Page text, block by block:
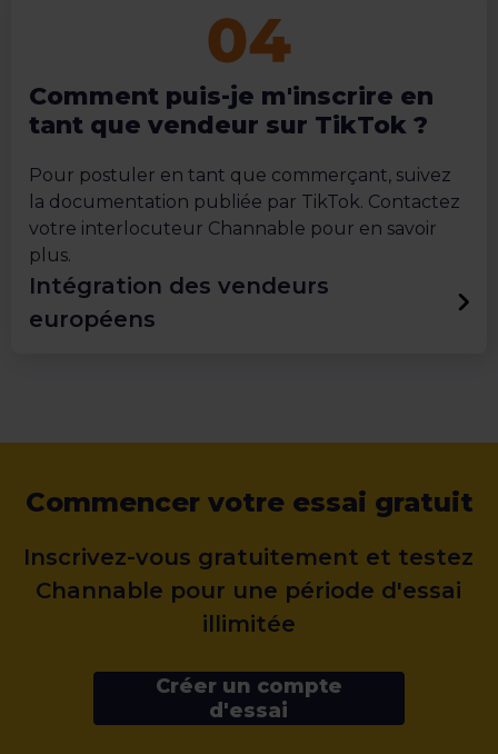
Comment puis-je m'inscrire en
tant que vendeur sur TikTok ?
Pour postuler en tant que commerçant, suivez
la documentation publiée par TikTok. Contactez
votre interlocuteur Channable pour en savoir
plus.
Intégration des vendeurs
européens
Commencer votre essai gratuit
Inscrivez-vous gratuitement et testez
Channable pour une période d'essai
illimitée
Créer un compte
d'essai